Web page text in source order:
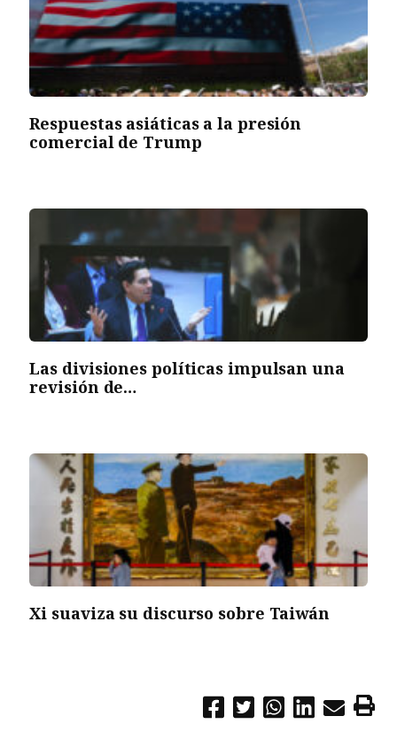
Respuestas asiáticas a la presión
comercial de Trump
Las divisiones políticas impulsan una
revisión de…
Xi suaviza su discurso sobre Taiwán